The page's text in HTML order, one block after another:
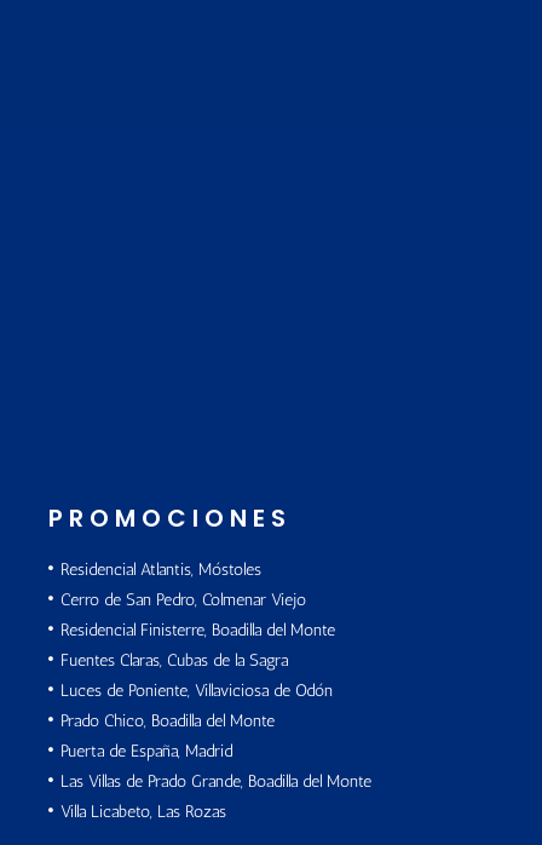
PROMOCIONES
Residencial Atlantis, Móstoles
Cerro de San Pedro, Colmenar Viejo
Residencial Finisterre, Boadilla del Monte
Fuentes Claras, Cubas de la Sagra
Luces de Poniente, Villaviciosa de Odón
Prado Chico, Boadilla del Monte
Puerta de España, Madrid
Las Villas de Prado Grande, Boadilla del Monte
Villa Licabeto, Las Rozas